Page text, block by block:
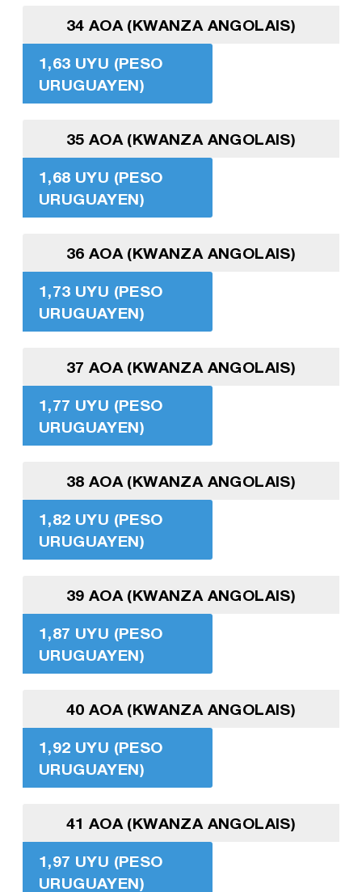
34 AOA (KWANZA ANGOLAIS)
1,63 UYU (PESO
URUGUAYEN)
35 AOA (KWANZA ANGOLAIS)
1,68 UYU (PESO
URUGUAYEN)
36 AOA (KWANZA ANGOLAIS)
1,73 UYU (PESO
URUGUAYEN)
37 AOA (KWANZA ANGOLAIS)
1,77 UYU (PESO
URUGUAYEN)
38 AOA (KWANZA ANGOLAIS)
1,82 UYU (PESO
URUGUAYEN)
39 AOA (KWANZA ANGOLAIS)
1,87 UYU (PESO
URUGUAYEN)
40 AOA (KWANZA ANGOLAIS)
1,92 UYU (PESO
URUGUAYEN)
41 AOA (KWANZA ANGOLAIS)
1,97 UYU (PESO
URUGUAYEN)